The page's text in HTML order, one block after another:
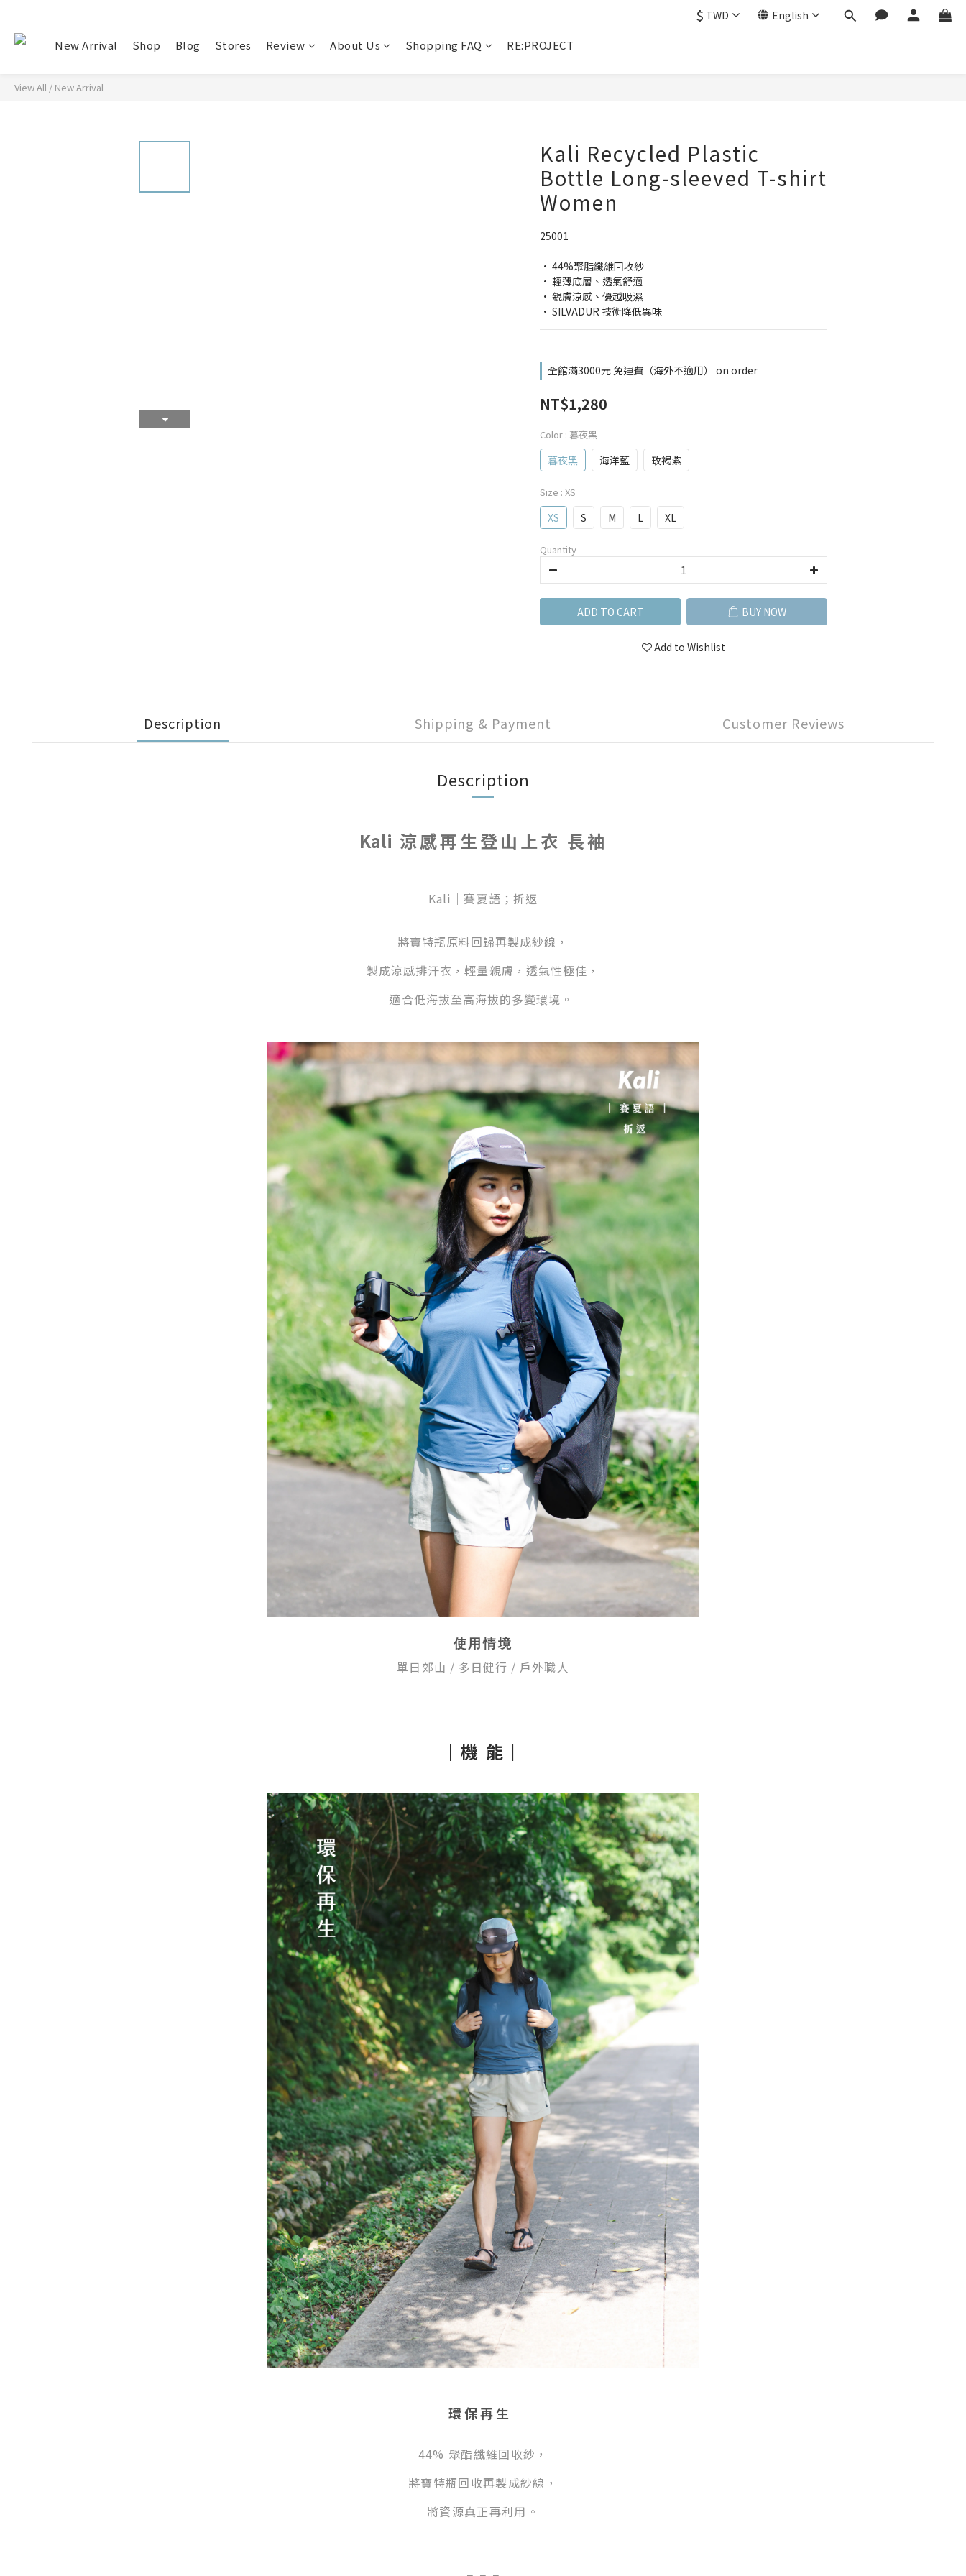
$ TWD English
New Arrival Shop Blog Stores Review About Us Shopping FAQ RE:PROJECT
View All / New Arrival
Kali Recycled Plastic
Bottle Long-sleeved T-shirt
Women
25001
· 44%聚脂纖維回收紗
· 輕薄底層、透氣舒適
· 親膚涼感、優越吸濕
· SILVADUR 技術降低異味
全館滿3000元 免運費（海外不適用） on order
NT$1,280
Color : 暮夜黑
暮夜黑 海洋藍 玫褐紫
Size : XS
XS S M L XL
Quantity
ADD TO CART BUY NOW
Add to Wishlist
Description Shipping & Payment Customer Reviews
Description
Kali 涼感再生登山上衣 長袖
Kali｜賽夏語；折返
將寶特瓶原料回歸再製成紗線，
製成涼感排汗衣，輕量親膚，透氣性極佳，
適合低海拔至高海拔的多變環境 。
使用情境
單日郊山 / 多日健行 / 戶外職人
｜機 能｜
環保再生
44% 聚酯纖維回收紗，
將寶特瓶回收再製成紗線，
將資源真正再利用。